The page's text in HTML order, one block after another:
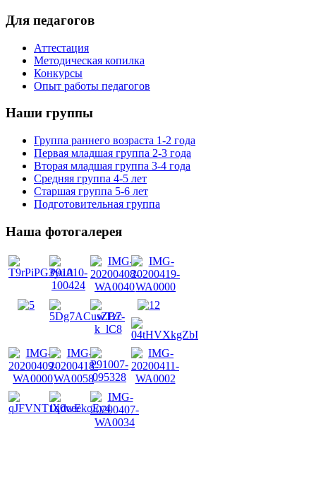
Для педагогов
Аттестация
Методическая копилка
Конкурсы
Опыт работы педагогов
Наши группы
Группа раннего возраста 1-2 года
Первая младшая группа 2-3 года
Вторая младшая группа 3-4 года
Средняя группа 4-5 лет
Старшая группа 5-6 лет
Подготовительная группа
Наша фотогалерея